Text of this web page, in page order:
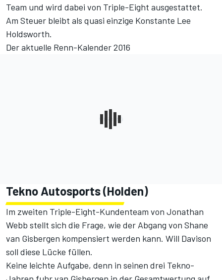
Team und wird dabei von Triple-Eight ausgestattet.
Am Steuer bleibt als quasi einzige Konstante Lee
Holdsworth.
Der aktuelle Renn-Kalender 2016
Tekno Autosports (Holden)
Im zweiten Triple-Eight-Kundenteam von Jonathan
Webb stellt sich die Frage, wie der Abgang von Shane
van Gisbergen kompensiert werden kann. Will Davison
soll diese Lücke füllen.
Keine leichte Aufgabe, denn in seinen drei Tekno-